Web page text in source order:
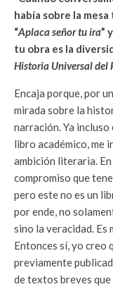
había sobre la mesa
“Aplaca señor tu ira”
tu obra es la
Historia Universal del
Encaja porque, por
mirada sobre la
narración. Ya incluso
libro académico, me
ambición literaria.
compromiso que
pero este no es un
por ende, no
sino la veracidad. Es
Entonces sí, yo creo
previamente
de textos breves